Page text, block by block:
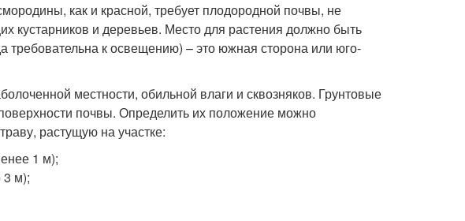
как и красной, требует плодородной почвы, не
кустарников и деревьев. Место для растения должно быть
требовательна к освещению) – это южная сторона или юго-
местности, обильной влаги и сквозняков. Грунтовые
почвы. Определить их положение можно
растущую на участке:
1 м);
3 м);